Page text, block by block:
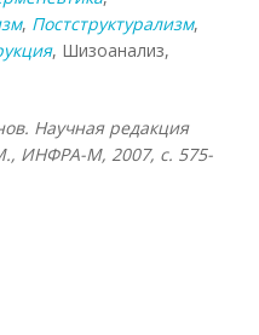
, Постструктурализм,
, Шизоанализ,
Научная редакция
ИНФРА-М, 2007, с. 575-